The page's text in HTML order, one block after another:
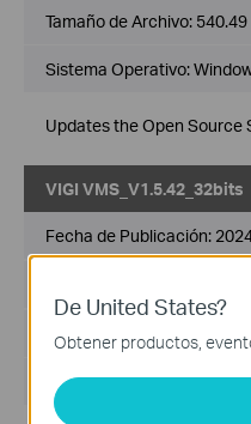
Tamaño de Archivo: 540.49
Sistema Operativo:
Updates the Open Source
VIGI VMS_V1.5.42_32bits
Fecha de Publicación:
Tamaño de Archivo: 502.89
Sistema Operativo:
De United States?
Obtener productos,